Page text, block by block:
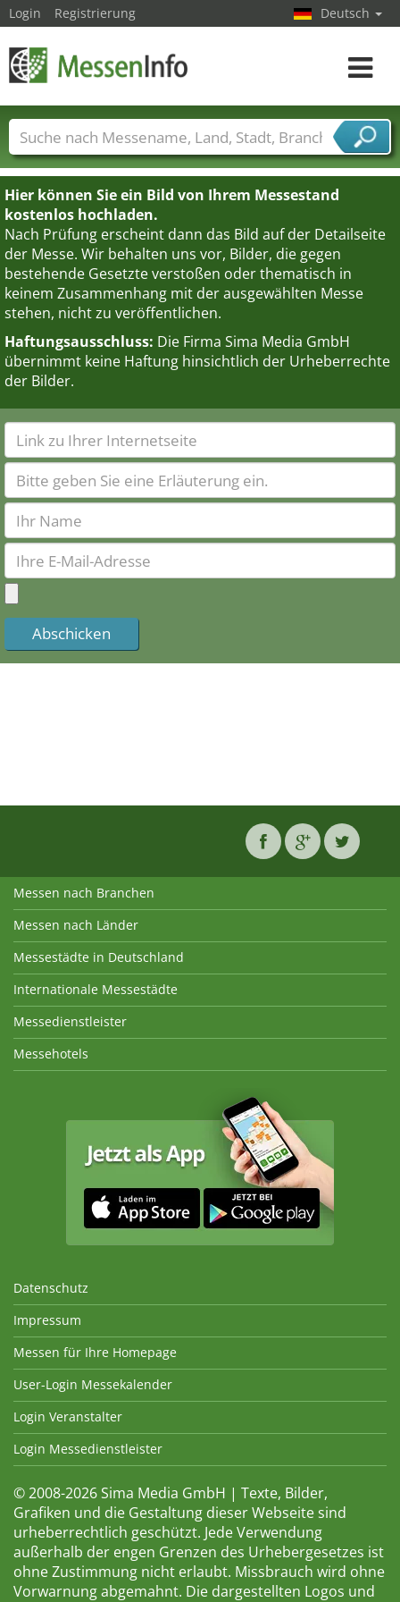
Hier können Sie ein Bild von Ihrem Messestand
kostenlos hochladen.
Nach Prüfung erscheint dann das Bild auf der Detailseite
der Messe. Wir behalten uns vor, Bilder, die gegen
bestehende Gesetzte verstoßen oder thematisch in
keinem Zusammenhang mit der ausgewählten Messe
stehen, nicht zu veröffentlichen.
Haftungsausschluss: Die Firma Sima Media GmbH
übernimmt keine Haftung hinsichtlich der Urheberrechte
der Bilder.
Login Registrierung Deutsch
Toggle
Messenamen Länder Städte
Branchen
Dienstleisterbranchen
Messen nach Branchen
Messen nach Länder
Messestädte in Deutschland
Internationale Messestädte
Messedienstleister
Messehotels
Datenschutz
Impressum
Messen für Ihre Homepage
User-Login Messekalender
Login Veranstalter
Login Messedienstleister
© 2008-2026 Sima Media GmbH | Texte, Bilder,
Grafiken und die Gestaltung dieser Webseite sind
urheberrechtlich geschützt. Jede Verwendung
außerhalb der engen Grenzen des Urhebergesetzes ist
ohne Zustimmung nicht erlaubt. Missbrauch wird ohne
Vorwarnung abgemahnt. Die dargestellten Logos und